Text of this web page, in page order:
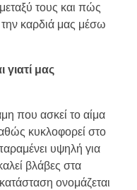
τους και πώς
καρδιά μας μέσω
γιατί μας
που ασκεί το αίμα
κυκλοφορεί στο
υψηλή για
βλάβες στα
ονομάζεται